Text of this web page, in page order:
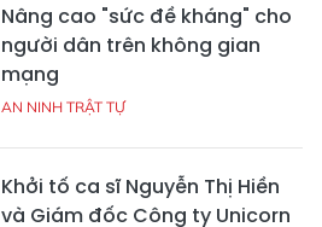
Nâng cao "sức đề kháng" cho
người dân trên không gian
mạng
AN NINH TRẬT TỰ
Khởi tố ca sĩ Nguyễn Thị Hiền
và Giám đốc Công ty Unicorn